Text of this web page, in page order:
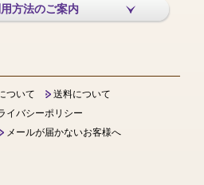
方法のご案内
ついて
送料について
イバシーポリシー
メールが届かないお客様へ